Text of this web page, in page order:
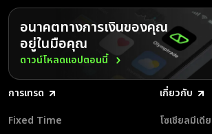
อนาคตทางการเงินของคุณ
อยู่ในมือคุณ
ดาวน์โหลดแอปตอนนี้
การเทรด
Fixed Time
เกี่ยวกับ
โซเชียลมีเดีย